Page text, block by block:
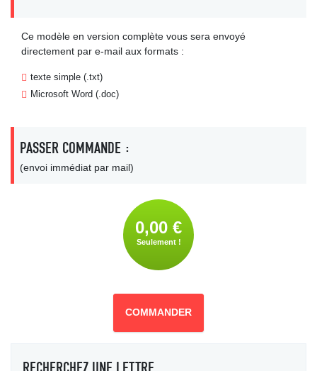
Ce modèle en version complète vous sera envoyé
directement par e-mail aux formats :
texte simple (.txt)
Microsoft Word (.doc)
PASSER COMMANDE :
(envoi immédiat par mail)
0,00 €
Seulement !
COMMANDER